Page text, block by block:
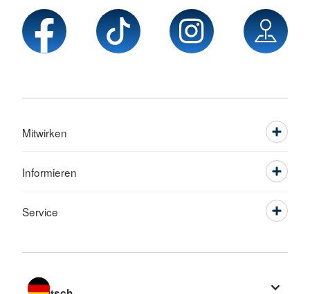
Mitwirken
Informieren
Service
Sprache wechseln zu